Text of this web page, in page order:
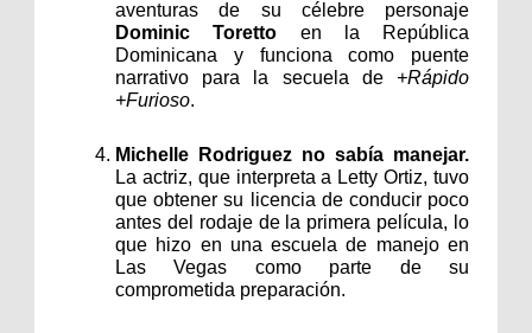
Dominic Toretto en la República
Dominicana y funciona como puente
narrativo para la secuela de +Rápido
+Furioso.
La actriz, que interpreta a Letty Ortiz, tuvo
que obtener su licencia de conducir poco
antes del rodaje de la primera película, lo
que hizo en una escuela de manejo en
Las Vegas como parte de su
comprometida preparación.